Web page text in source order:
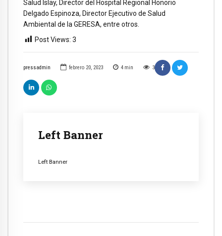
pressadmin febrero 20, 2023 4 min 3
Left Banner
Left Banner
Salud Islay, Director del Hospital Regional Honorio
Delgado Espinoza, Director Ejecutivo de Salud
Ambiental de la GERESA, entre otros.
Post Views: 3